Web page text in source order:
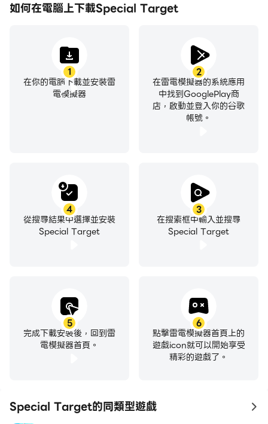
如何在電腦上下載Special Target
1
在你的電腦下載並安裝雷
電模擬器
2
在雷電模擬器的系統應用
中找到GooglePlay商
店，啟動並登入你的谷歌
帳號。
3
在搜索框中輸入並搜尋
Special Target
4
從搜尋結果中選擇並安裝
Special Target
5
完成下載安裝後，回到雷
電模擬器首頁。
6
點擊雷電模擬器首頁上的
遊戲icon就可以開始享受
精彩的遊戲了。
Special Target的同類型遊戲 to